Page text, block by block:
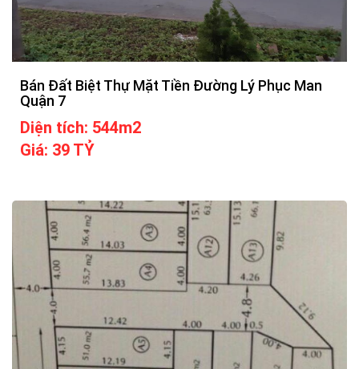
Bán Đất Biệt Thự Mặt Tiền Đường Lý Phục Man
Quận 7
Diện tích: 544m2
Giá: 39 TỶ